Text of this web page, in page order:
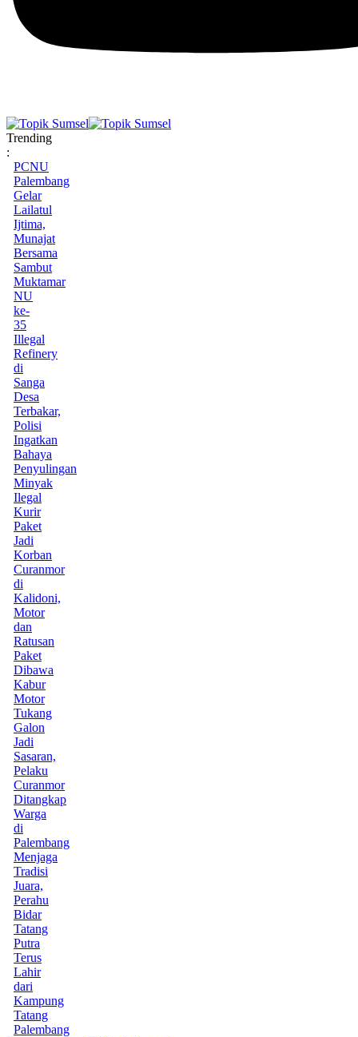
Trending
:
PCNU
Palembang
Gelar
Lailatul
Ijtima,
Munajat
Bersama
Sambut
Muktamar
NU
ke-
35
Illegal
Refinery
di
Sanga
Desa
Terbakar,
Polisi
Ingatkan
Bahaya
Penyulingan
Minyak
Ilegal
Kurir
Paket
Jadi
Korban
Curanmor
di
Kalidoni,
Motor
dan
Ratusan
Paket
Dibawa
Kabur
Motor
Tukang
Galon
Jadi
Sasaran,
Pelaku
Curanmor
Ditangkap
Warga
di
Palembang
Menjaga
Tradisi
Juara,
Perahu
Bidar
Tatang
Putra
Terus
Lahir
dari
Kampung
Tatang
Palembang